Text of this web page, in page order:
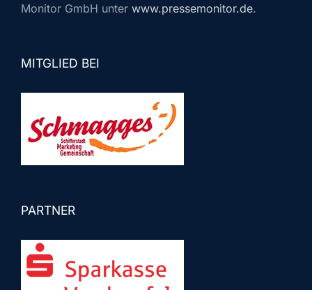
Monitor GmbH unter www.pressemonitor.de.
MITGLIED BEI
PARTNER